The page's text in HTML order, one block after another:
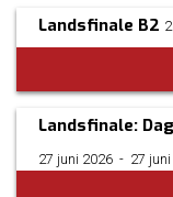
Landsfinale B2
Landsfinale:
27 juni 2026 ­ - ­ 27